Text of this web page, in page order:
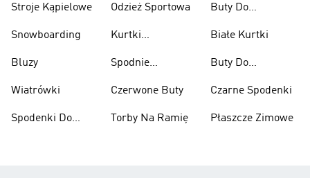
Stroje Kąpielowe
Snowboarding
Bluzy
Wiatrówki
Spodenki Do
Odzież Sportowa
Kurtki
Spodnie
Czerwone Buty
Torby Na Ramię
Buty Do
Ciężarów
Białe Kurtki
Buty Do
Czarne Spodenki
Płaszcze Zimowe